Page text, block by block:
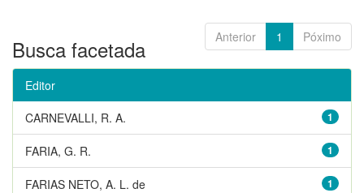
Anterior 1 Póximo
Busca facetada
Editor
1
CARNEVALLI, R. A.
1
FARIA, G. R.
1
FARIAS NETO, A. L. de